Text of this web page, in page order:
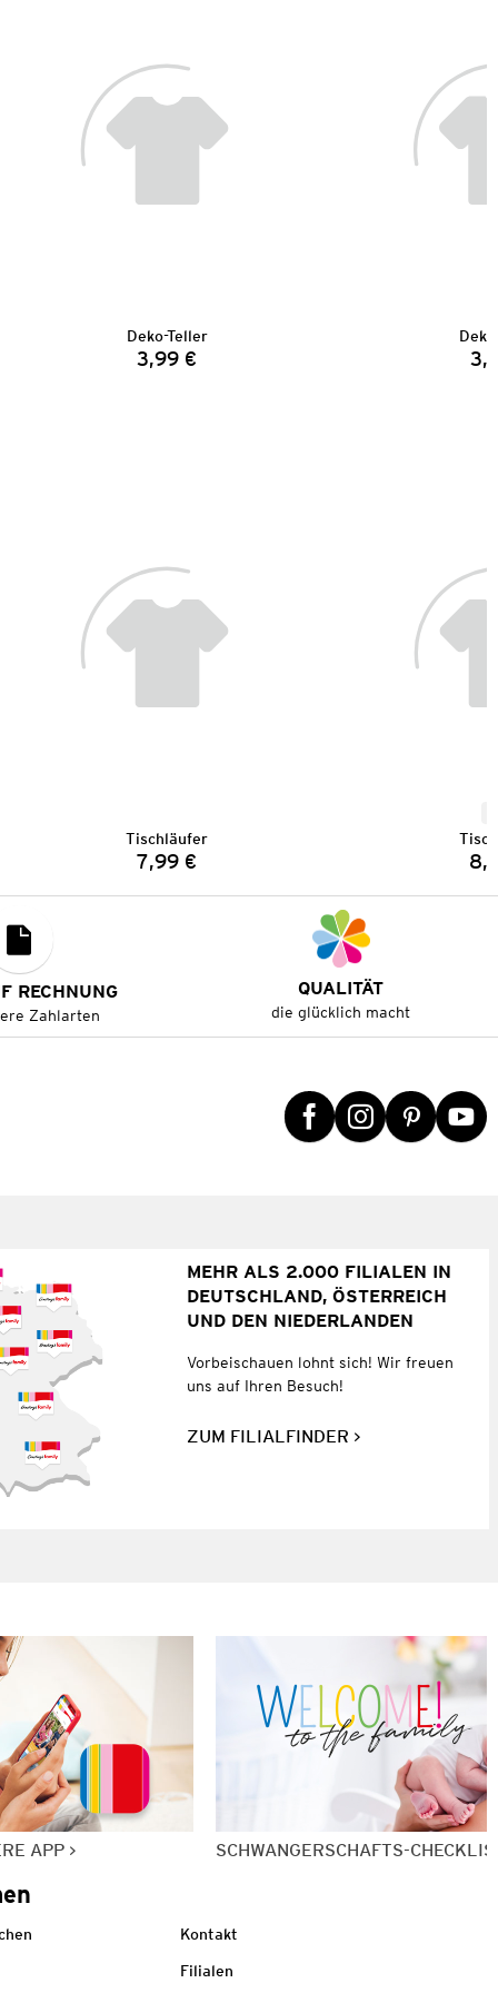
Deko-Teller
Preis:
3,99 €
Tischläufer
Preis:
7,99 €
RECHNUNG
Zahlarten
QUALITÄT
die glücklich macht
MEHR ALS 2.000 FILIALEN IN
DEUTSCHLAND, ÖSTERREICH
UND DEN NIEDERLANDEN
Vorbeischauen lohnt sich! Wir freuen
uns auf Ihren Besuch!
ZUM FILIALFINDER
APP SCHWANGERSCHAFTS-
Kontakt
Filialen